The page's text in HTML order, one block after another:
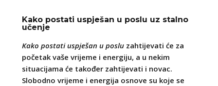
Kako postati uspješan u poslu uz stalno
učenje
Kako postati uspješan u posluzahtijevati će za
početak vaše vrijeme i energiju, a u nekim
situacijama će također zahtijevati i novac.
Slobodno vrijeme i energija osnove su koje se